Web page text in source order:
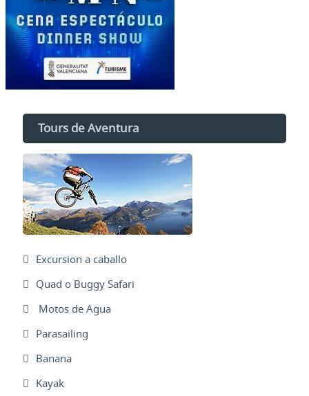
Tours de Aventura
Excursion a caballo
Quad o Buggy Safari
Motos de Agua
Parasailing
Banana
Kayak